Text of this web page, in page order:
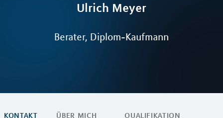
Ulrich Meyer
Berater, Diplom-Kaufmann
KONTAKT ÜBER MICH QUALIFIKATION